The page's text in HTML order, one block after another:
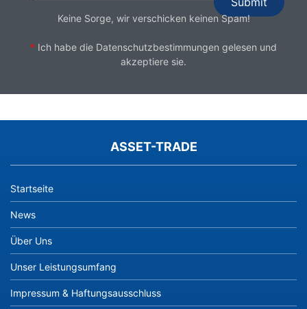
Keine Sorge, wir verschicken keinen Spam!
* Ich habe die Datenschutzbestimmungen gelesen und
akzeptiere sie.
ASSET-TRADE
Startseite
News
Über Uns
Unser Leistungsumfang
Impressum & Haftungsausschluss